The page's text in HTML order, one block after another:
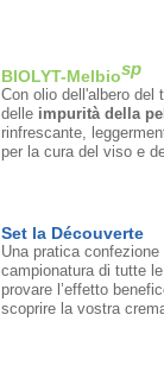
BIOLYT-Melbiosp
Con olio dell'albero del
delle impurità della
rinfrescante,
per la cura del viso e
Set la Découverte
Una pratica
campionatura di tutte
provare l’effetto
scoprire la vostra